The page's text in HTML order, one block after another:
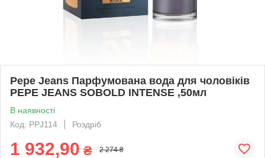
Pepe Jeans Парфумована вода для чоловіків
PEPE JEANS SOBOLD INTENSE ,50мл
В наявності
Код: PPJ114
Роздріб
1 932,90 ₴ 2 274 ₴